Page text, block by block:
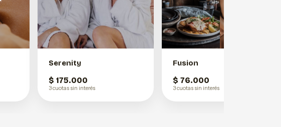
Serenity
$ 175.000
3 cuotas sin interés
Fusion
$ 76.000
3 cuotas sin interés